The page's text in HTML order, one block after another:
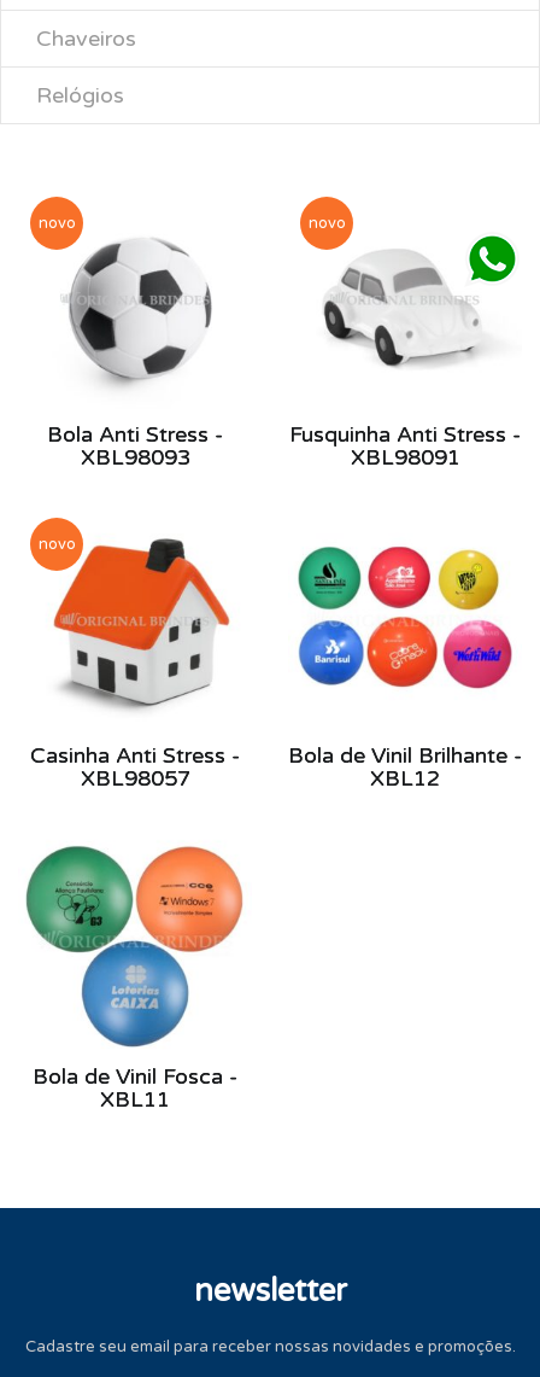
Chaveiros
Relógios
novo
Bola Anti Stress -
XBL98093
novo
Fusquinha Anti Stress -
XBL98091
novo
Casinha Anti Stress -
XBL98057
Bola de Vinil Brilhante -
XBL12
Bola de Vinil Fosca -
XBL11
newsletter
Cadastre seu email para receber nossas novidades e promoções.